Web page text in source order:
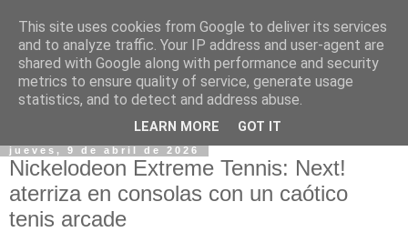
jueves, 9 de abril de 2026
Nickelodeon Extreme Tennis: Next!
aterriza en consolas con un caótico
tenis arcade
This site uses cookies from Google to deliver its services
and to analyze traffic. Your IP address and user-agent are
shared with Google along with performance and security
metrics to ensure quality of service, generate usage
statistics, and to detect and address abuse.
LEARN MORE GOT IT